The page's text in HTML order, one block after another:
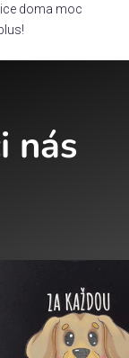
doma moc
nás